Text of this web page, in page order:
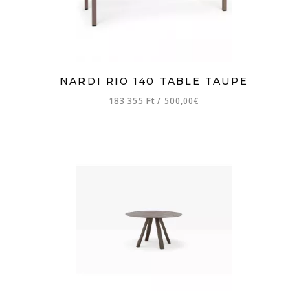
NARDI RIO 140 TABLE TAUPE
183 355 Ft/ 500,00€